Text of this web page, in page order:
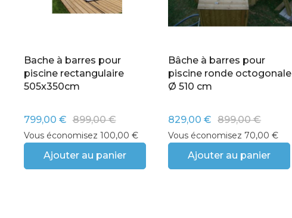
Bache à barres pour
piscine rectangulaire
505x350cm
799,00 € 899,00 €
Vous économisez 100,00 €
Ajouter au panier
Bâche à barres pour
piscine ronde octogonale
Ø 510 cm
829,00 € 899,00 €
Vous économisez 70,00 €
Ajouter au panier